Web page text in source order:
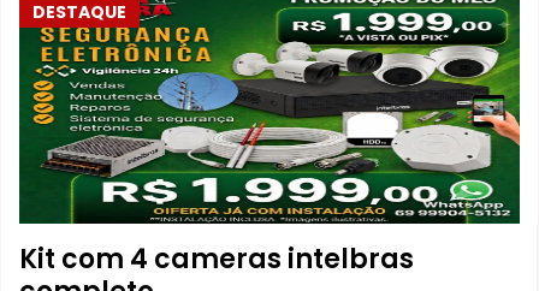
DESTAQUE
Kit com 4 cameras intelbras